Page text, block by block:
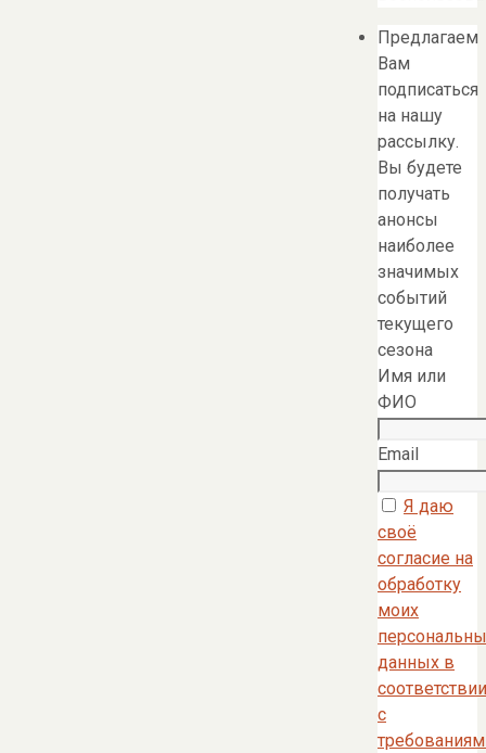
Предлагаем
Вам
подписаться
на нашу
рассылку.
Вы будете
получать
анонсы
наиболее
значимых
событий
текущего
сезона
Имя или
ФИО
Email
Я даю
своё
согласие на
обработку
моих
данных в
соответствии
с